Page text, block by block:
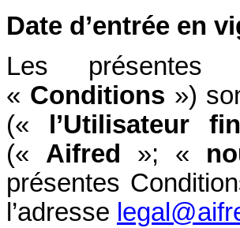
Date d’entrée en
Les présentes
« Conditions »)
(«
l’Utilisateur
(« Aifred »; «
présentes
l’adresse